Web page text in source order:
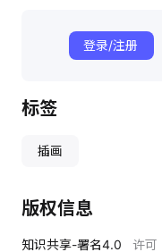
登录/注册
标签
插画
版权信息
知识共享-署名4.0 许可